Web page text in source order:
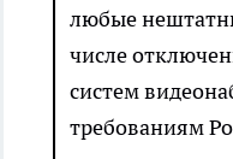
любые
числе
систем
требованиям